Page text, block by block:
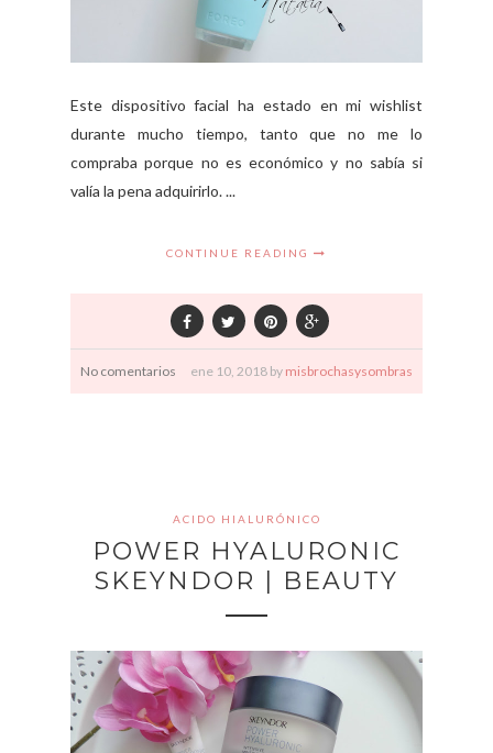
Este dispositivo facial ha estado en mi wishlist
durante mucho tiempo, tanto que no me lo
compraba porque no es económico y no sabía si
valía la pena adquirirlo. ...
CONTINUE READING
No comentarios ene 10, 2018 by misbrochasysombras
ACIDO HIALURÓNICO
POWER HYALURONIC
SKEYNDOR | BEAUTY